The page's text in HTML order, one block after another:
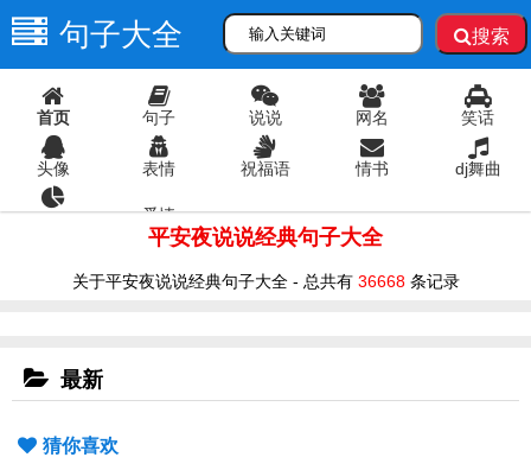
句子大全 搜索
首页 句子 说说 网名 笑话
头像 表情 祝福语 情书 dj舞曲
爱情
平安夜说说经典句子大全
关于平安夜说说经典句子大全 - 总共有 36668条记录
最新
猜你喜欢